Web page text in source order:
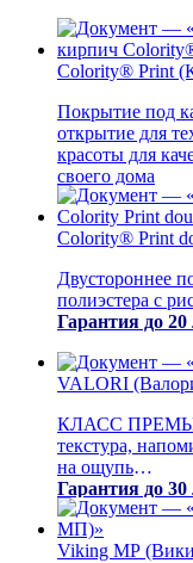
Colority® Print
Покрытие под
открытие для
красоты для
своего дома
Гарантия до 20
Colority® Print
Двустороннее
полиэстера с
Гарантия до 20
VALORI
КЛАСС
текстура,
на ощупь
Гарантия до 30
Viking MP